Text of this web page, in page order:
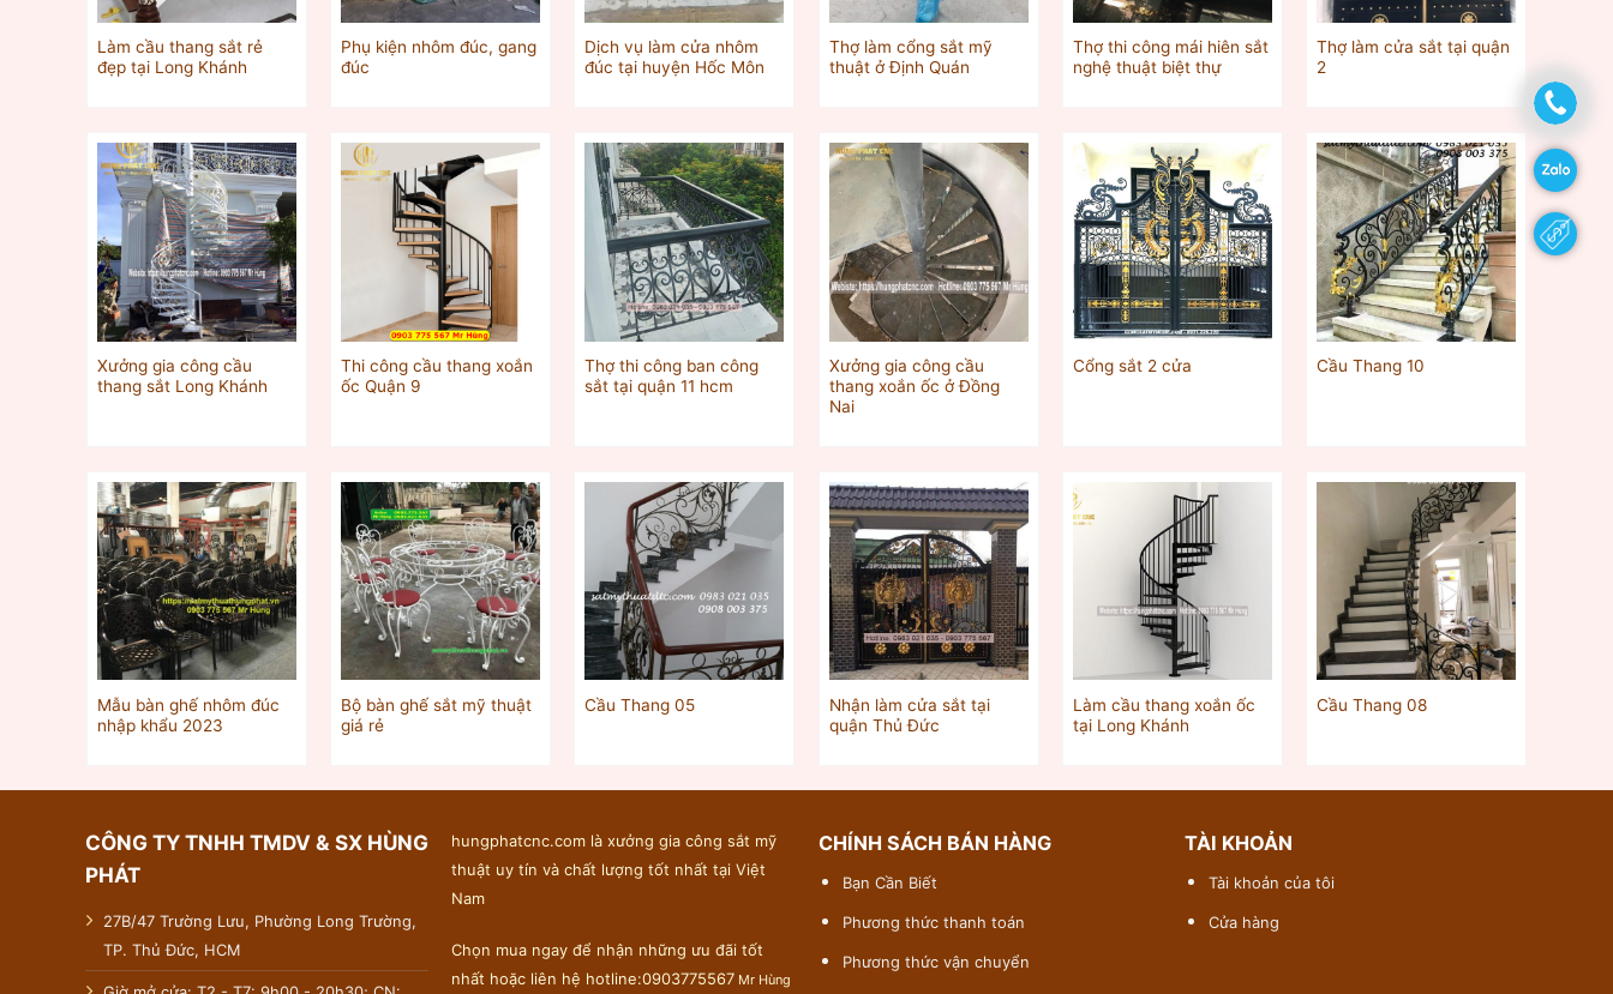
Làm cầu thang sắt rẻ
đẹp tại Long Khánh
Phụ kiện nhôm đúc, gang
đúc
Dịch vụ làm cửa nhôm
đúc tại huyện Hốc Môn
Thợ làm cổng sắt mỹ
thuật ở Định Quán
Thợ thi công mái hiên sắt
nghệ thuật biệt thự
Thợ làm cửa sắt tại quận
2
Xưởng gia công cầu
thang sắt Long Khánh
Thi công cầu thang xoắn
ốc Quận 9
Thợ thi công ban công
sắt tại quận 11 hcm
Xưởng gia công cầu
thang xoắn ốc ở Đồng
Nai
Cổng sắt 2 cửa Cầu Thang 10
Mẫu bàn ghế nhôm đúc
nhập khẩu 2023
Bộ bàn ghế sắt mỹ thuật
giá rẻ
Cầu Thang 05
Nhận làm cửa sắt tại
quận Thủ Đức
Làm cầu thang xoắn ốc
tại Long Khánh
Cầu Thang 08
CÔNG TY TNHH TMDV & SX HÙNG
PHÁT
27B/47 Trường Lưu, Phường Long Trường,
TP. Thủ Đức, HCM
hungphatcnc.com là xưởng gia công sắt mỹ
thuật uy tín và chất lượng tốt nhất tại Việt
Nam
Chọn mua ngay để nhận những ưu đãi tốt
nhất hoặc liên hệ hotline:0903775567 Mr Hùng
CHÍNH SÁCH BÁN HÀNG
Bạn Cần Biết
Phương thức thanh toán
Phương thức vận chuyển
TÀI KHOẢN
Tài khoản của tôi
Cửa hàng